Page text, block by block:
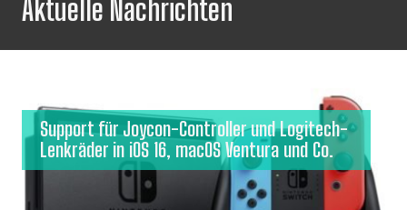
Aktuelle Nachrichten
Support für Joycon-Controller und Logitech-
Lenkräder in iOS 16, macOS Ventura und Co.